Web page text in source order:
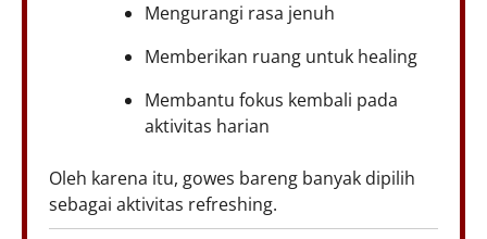
Mengurangi rasa jenuh
Memberikan ruang untuk healing
Membantu fokus kembali pada
aktivitas harian
Oleh karena itu, gowes bareng banyak dipilih
sebagai aktivitas refreshing.